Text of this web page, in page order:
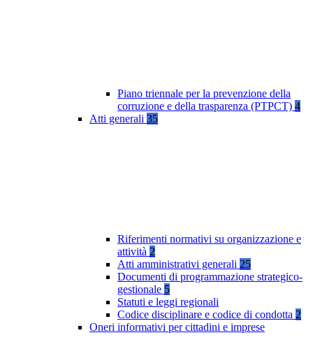
Piano triennale per la prevenzione della
corruzione e della trasparenza (PTPCT) 4
Atti generali 35
Riferimenti normativi su organizzazione e
attività 2
Atti amministrativi generali 25
Documenti di programmazione strategico-
gestionale 5
Statuti e leggi regionali
Codice disciplinare e codice di condotta 2
Oneri informativi per cittadini e imprese